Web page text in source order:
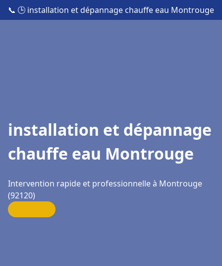
📞 🕒 installation et dépannage chauffe eau Montrouge
installation et dépannage
chauffe eau Montrouge
Intervention rapide et professionnelle à Montrouge
(92120)